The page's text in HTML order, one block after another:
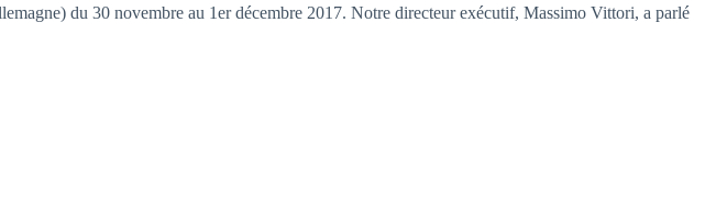
du 30 novembre au 1er décembre 2017. Notre directeur exécutif, Massimo Vittori, a parlé